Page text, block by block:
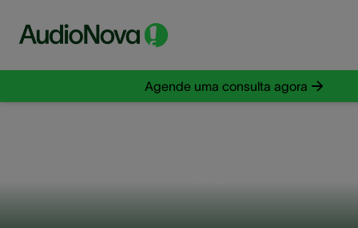
Agende uma consulta agora